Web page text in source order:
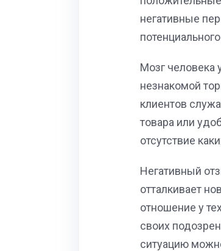
негативные
Мозг человека
незнакомой
клиентов
товара или
отсутствие
Негативный
отталкивает
отношение у
своих
ситуацию